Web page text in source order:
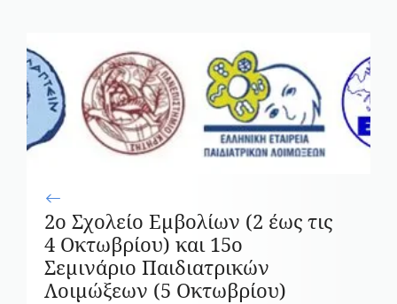
2ο Σχολείο Εμβολίων (2 έως τις
4 Οκτωβρίου) και 15ο
Σεμινάριο Παιδιατρικών
Λοιμώξεων (5 Οκτωβρίου)